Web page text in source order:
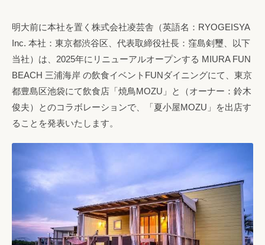
明大前に本社を置く株式会社凌芸舎（英語名：RYOGEISYA
Inc. 本社：東京都渋谷区、代表取締役社長：窪島剣璽、以下
当社）は、2025年にリニューアルオープンする MIURA FUN
BEACH 三浦海岸 の飲食イベントFUNダイニングにて、東京
都豊島区池袋にて飲食店「焼鳥MOZU」と（オーナー：鈴木
俊夫）とのコラボレーションで、「夏小屋MOZU」を出店す
ることを発表いたします。